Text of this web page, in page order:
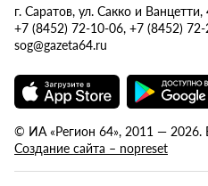
г. Саратов, ул. Сакко и Ванцетти,
+7 (8452) 72-10-06, +7 (8452)
sog@gazeta64.ru
© ИА «Регион 64», 2011 — 2026.
Создание сайта – nopreset